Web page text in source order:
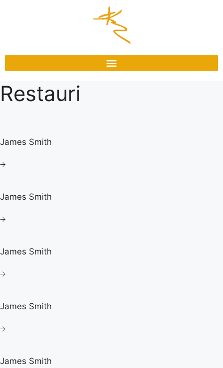
Restauri
James Smith
James Smith
James Smith
James Smith
James Smith